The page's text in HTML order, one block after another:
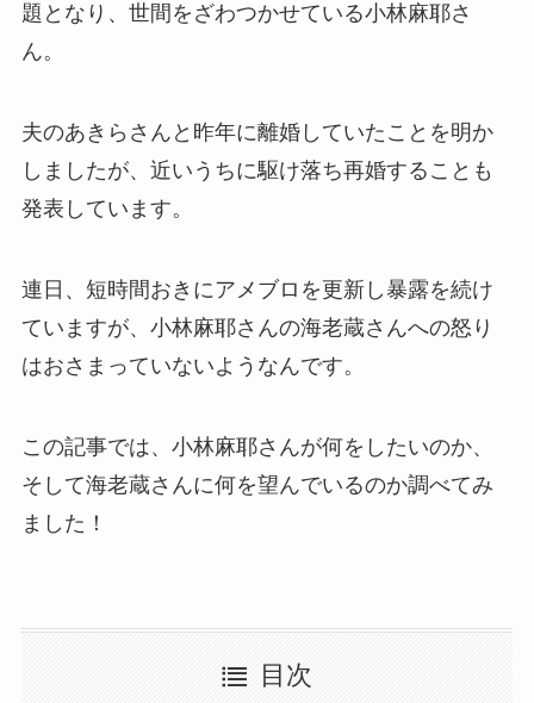
題となり、世間をざわつかせている小林麻耶さ
ん。
夫のあきらさんと昨年に離婚していたことを明か
しましたが、近いうちに駆け落ち再婚することも
発表しています。
連日、短時間おきにアメブロを更新し暴露を続け
ていますが、小林麻耶さんの海老蔵さんへの怒り
はおさまっていないようなんです。
この記事では、小林麻耶さんが何をしたいのか、
そして海老蔵さんに何を望んでいるのか調べてみ
ました！
目次